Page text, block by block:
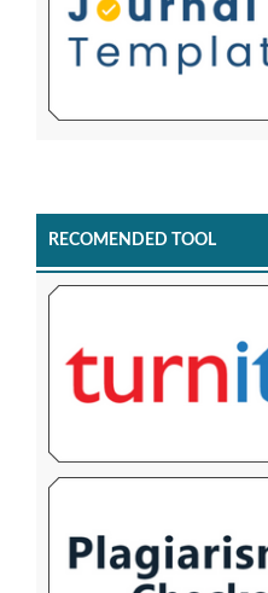
RECOMENDED TOOL